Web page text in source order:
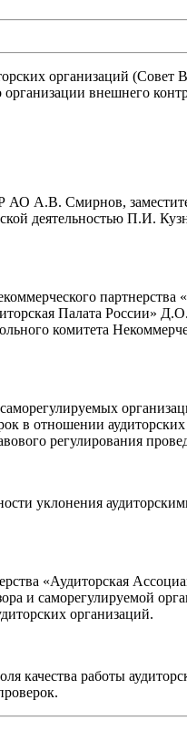
организаций
внешнего
А.В. Смирнов,
деятельностью П.И.
партнерства
Палата России»
комитета
в отношении
регулирования
уклонения
«Аудиторская
и саморегулируемой
организаций.
работы